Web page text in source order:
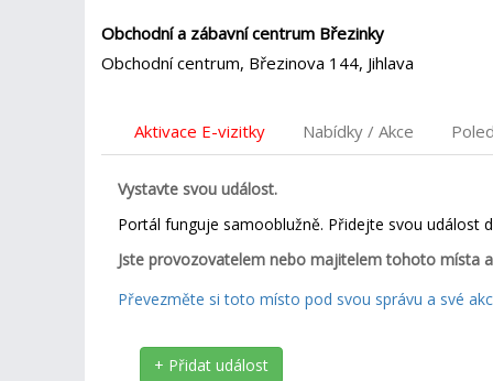
Obchodní a zábavní centrum Březinky
Obchodní centrum, Březinova 144, Jihlava
Aktivace E-vizitky Nabídky / Akce
Vystavte svou událost.
Portál funguje samooblužně. Přidejte svou událost
Jste provozovatelem nebo majitelem tohoto místa
Převezměte si toto místo pod svou správu a své
+ Přidat událost